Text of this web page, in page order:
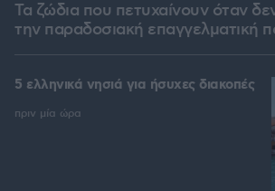
Τα ζώδια που πετυχαίνουν όταν
την παραδοσιακή επαγγελματική
5 ελληνικά νησιά για ήσυχες διακοπές
πριν μία ώρα